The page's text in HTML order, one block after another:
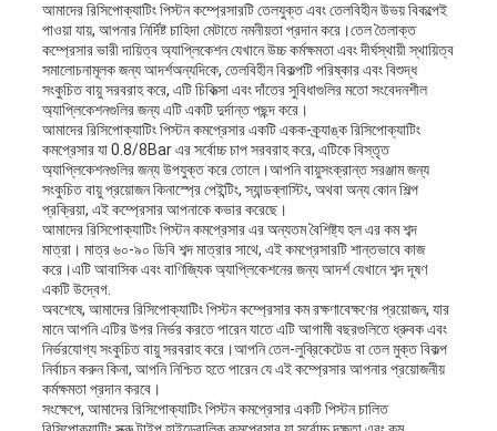
সাইট
ম্যাপ
PRIVACY
POLICY
আমাদের রিসিপোক্যাটিং পিস্টন কম্প্রেসারটি তেলযুক্ত এবং তেলবিহীন উভয় বিকল্পেই
পাওয়া যায়, আপনার নির্দিষ্ট চাহিদা মেটাতে নমনীয়তা প্রদান করে।তেল তৈলাক্ত
কম্প্রেসার ভারী দায়িত্ব অ্যাপ্লিকেশন যেখানে উচ্চ কর্মক্ষমতা এবং দীর্ঘস্থায়ী স্থায়িত্ব
সমালোচনামূলক জন্য আদর্শঅন্যদিকে, তেলবিহীন বিকল্পটি পরিষ্কার এবং বিশুদ্ধ
সংকুচিত বায়ু সরবরাহ করে, এটি চিকিত্সা এবং দাঁতের সুবিধাগুলির মতো সংবেদনশীল
অ্যাপ্লিকেশনগুলির জন্য এটি একটি দুর্দান্ত পছন্দ করে।
আমাদের রিসিপোক্যাটিং পিস্টন কমপ্রেসার একটি একক-ক্র্যাঙ্ক রিসিপোক্যাটিং
কমপ্রেসার যা 0.8/8Bar এর সর্বোচ্চ চাপ সরবরাহ করে, এটিকে বিস্তৃত
অ্যাপ্লিকেশনগুলির জন্য উপযুক্ত করে তোলে।আপনি বায়ুসংক্রান্ত সরঞ্জাম জন্য
সংকুচিত বায়ু প্রয়োজন কিনাস্প্রে পেইন্টিং, স্যান্ডব্লাস্টিং, অথবা অন্য কোন শিল্প
প্রক্রিয়া, এই কম্প্রেসার আপনাকে কভার করেছে।
আমাদের রিসিপোক্যাটিং পিস্টন কমপ্রেসার এর অন্যতম বৈশিষ্ট্য হল এর কম শব্দ
মাত্রা। মাত্র ৬০-৯০ ডিবি শব্দ মাত্রার সাথে, এই কমপ্রেসারটি শান্তভাবে কাজ
করে।এটি আবাসিক এবং বাণিজ্যিক অ্যাপ্লিকেশনের জন্য আদর্শ যেখানে শব্দ দূষণ
একটি উদ্বেগ.
অবশেষে, আমাদের রিসিপোক্যাটিং পিস্টন কম্প্রেসার কম রক্ষণাবেক্ষণের প্রয়োজন, যার
মানে আপনি এটির উপর নির্ভর করতে পারেন যাতে এটি আগামী বছরগুলিতে ধ্রুবক এবং
নির্ভরযোগ্য সংকুচিত বায়ু সরবরাহ করে।আপনি তেল-লুব্রিকেটেড বা তেল মুক্ত বিকল্প
নির্বাচন করুন কিনা, আপনি নিশ্চিত হতে পারেন যে এই কম্প্রেসার আপনার প্রয়োজনীয়
কর্মক্ষমতা প্রদান করবে।
সংক্ষেপে, আমাদের রিসিপোক্যাটিং পিস্টন কমপ্রেসার একটি পিস্টন চালিত